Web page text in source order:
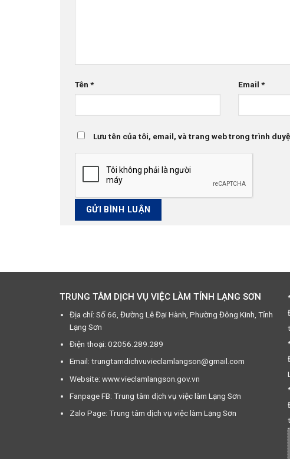
Tên * Email *
Lưu tên của tôi, email, và trang web trong trình
TRUNG TÂM DỊCH VỤ VIỆC LÀM TỈNH LẠNG SƠN
Địa chỉ: Số 66, Đường Lê Đại Hành, Phường Đông Kinh, Tỉnh
Lạng Sơn
Điện thoại: 02056.289.289
Email: trungtamdichvuvieclamlangson@gmail.com
Website: www.vieclamlangson.gov.vn
Fanpage FB: Trung tâm dịch vụ việc làm Lạng Sơn
Zalo Page: Trung tâm dịch vụ việc làm Lạng Sơn